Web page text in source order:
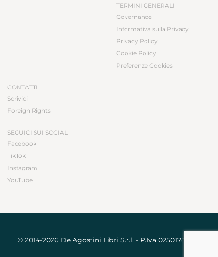
TERMINI GENERALI
Governance
Informativa sulla Privacy
Privacy Policy
Cookie Policy
Preferenze Cookies
CONTATTI
Scrivici
Foreign Rights
SEGUICI SUI SOCIAL
Facebook
TikTok
Instagram
YouTube
© 2014-2026 De Agostini Libri S.r.l. - P.Iva 02501780031